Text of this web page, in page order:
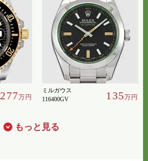
277万円
ミルガウス
116400GV
135万円
もっと見る